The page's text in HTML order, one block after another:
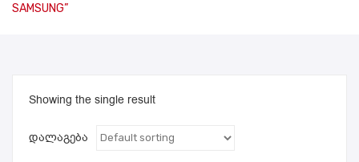
SAMSUNG”
Showing the single result
დალაგება